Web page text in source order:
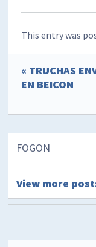
This entry was
« TRUCHAS
EN BEICON
FOGON
View more